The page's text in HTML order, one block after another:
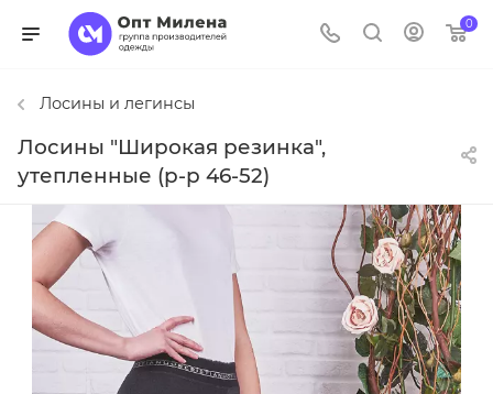
0
Лосины и легинсы
Лосины "Широкая резинка",
утепленные (р-р 46-52)